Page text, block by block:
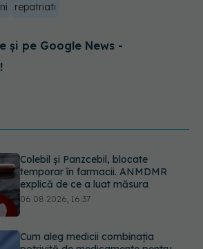
repatriati
și pe Google News -
Cum aleg medicii combinația
potrivită de medicamente pentru
hipertensiune. De ce doi pacienți cu
aceeași tensiune pot primi